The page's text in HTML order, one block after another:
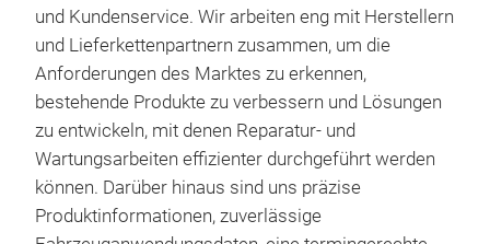
und Kundenservice. Wir arbeiten eng mit Herstellern
und Lieferkettenpartnern zusammen, um die
Anforderungen des Marktes zu erkennen,
bestehende Produkte zu verbessern und Lösungen
zu entwickeln, mit denen Reparatur- und
Wartungsarbeiten effizienter durchgeführt werden
können. Darüber hinaus sind uns präzise
Produktinformationen, zuverlässige